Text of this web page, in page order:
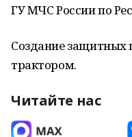
ГУ МЧС России по
Создание защитных
трактором.
Читайте нас